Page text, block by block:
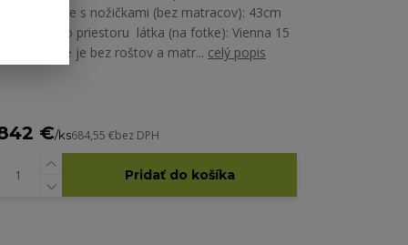
výška postele s nožičkami (bez matracov): 43cm
bez úožného priestoru látka (na fotke): Vienna 15
cena postele je bez roštov a matr... celý popis
€/ks684,55 €bez DPH
Pridať do košíka